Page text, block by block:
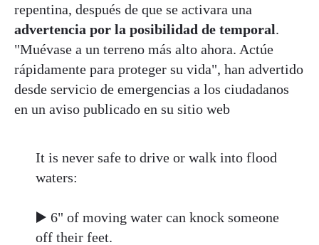
repentina, después de que se activara una
advertencia por la posibilidad de temporal.
"Muévase a un terreno más alto ahora. Actúe
rápidamente para proteger su vida", han advertido
desde servicio de emergencias a los ciudadanos
en un aviso publicado en su sitio web
It is never safe to drive or walk into flood
waters:
▶️ 6" of moving water can knock someone
off their feet.